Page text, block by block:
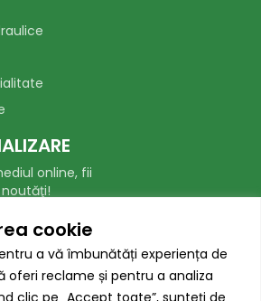
cookie
a vă îmbunătăți experiența de
oferi reclame și pentru a analiza
clic pe „Accept toate”, sunteți de
online, fii
WhatsApp
PENTRU